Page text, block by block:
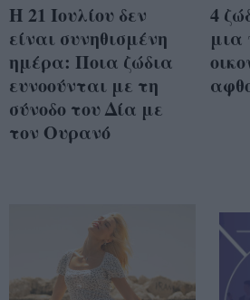
Η 21 Ιουλίου δεν
είναι συνηθισμένη
ημέρα: Ποια ζώδια
ευνοούνται με τη
σύνοδο του Δία με
τον Ουρανό
4
μια